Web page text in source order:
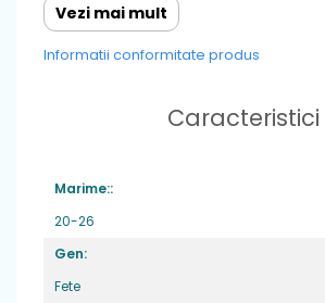
alunecare, îi permite copilului
și să meargă cu încredere
stabilității, astfel nu exista
Cu arc plantar
picior normal
Varf:
degetelor
Vezi mai mult
Informatii conformitate produs
Caracteristici
Marime::
20-26
Gen:
Fete